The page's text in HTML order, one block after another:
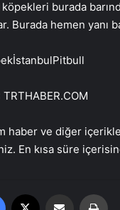
burada
Burada hemen yanı
haber ve diğer
En kısa süre
Facebook Email'den paylaş